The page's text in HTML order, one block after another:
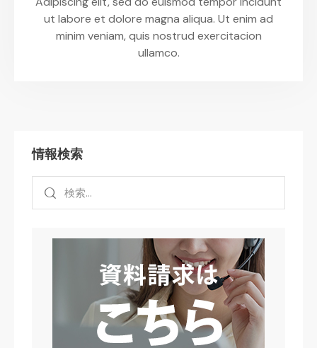
ut labore et dolore magna aliqua. Ut enim ad
minim veniam, quis nostrud exercitacion
ullamco.
情報検索